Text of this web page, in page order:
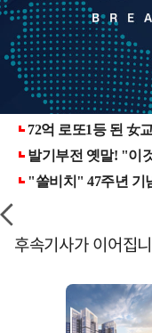
후속기사가 이어집